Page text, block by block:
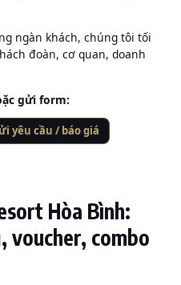
ngàn khách, chúng tôi tối
đoàn, cơ quan, doanh
gửi form:
yêu cầu / báo giá
Hòa Bình:
voucher, combo